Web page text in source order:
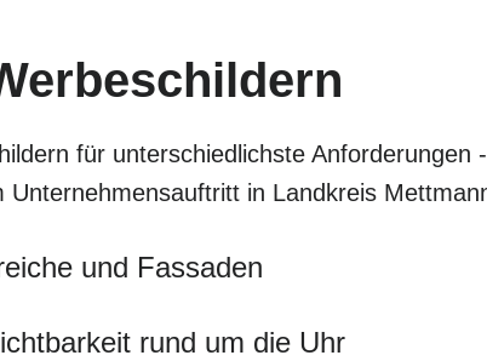
für unterschiedlichste
in Landkreis
und Fassaden
rund um die Uhr